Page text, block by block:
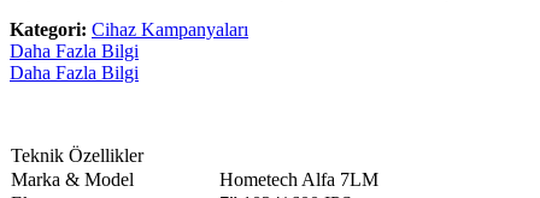
Kategori: Cihaz Kampanyaları
Daha Fazla Bilgi
Daha Fazla Bilgi
​Teknik Özellikler
Marka & Model
Hometech Alfa 7LM